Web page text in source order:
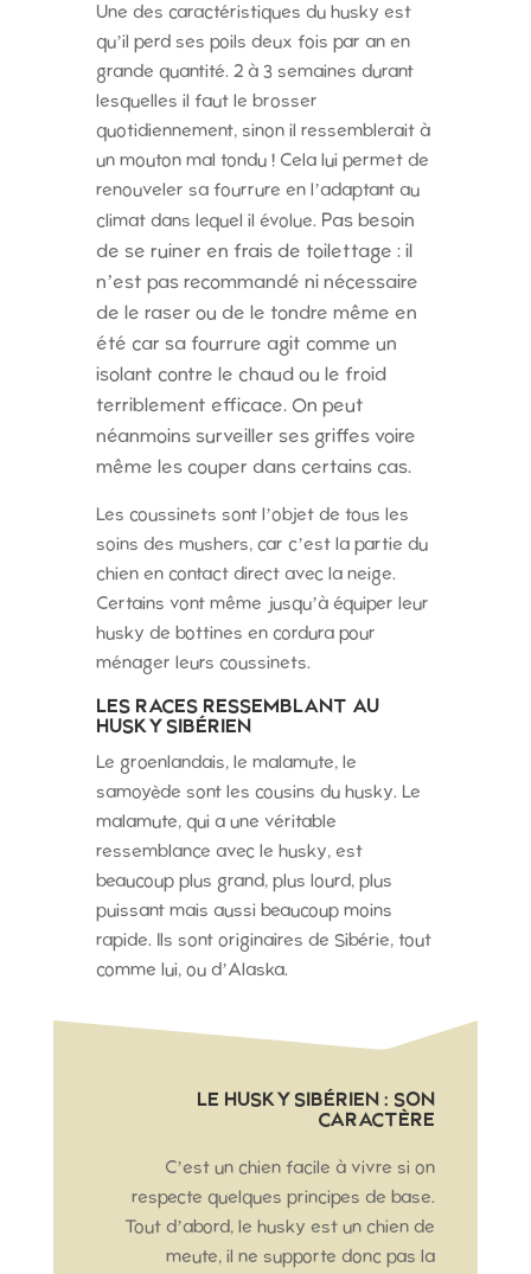
Une des caractéristiques du husky est
qu’il perd ses poils deux fois par an en
grande quantité. 2 à 3 semaines durant
lesquelles il faut le brosser
quotidiennement, sinon il ressemblerait à
un mouton mal tondu ! Cela lui permet de
renouveler sa fourrure en l’adaptant au
climat dans lequel il évolue. Pas besoin
de se ruiner en frais de toilettage : il
n’est pas recommandé ni nécessaire
de le raser ou de le tondre même en
été car sa fourrure agit comme un
isolant contre le chaud ou le froid
terriblement efficace. On peut
néanmoins surveiller ses griffes voire
même les couper dans certains cas.
Les coussinets sont l’objet de tous les
soins des mushers, car c’est la partie du
chien en contact direct avec la neige.
Certains vont même jusqu’à équiper leur
husky de bottines en cordura pour
ménager leurs coussinets.
LES RACES RESSEMBLANT AU
HUSKY SIBÉRIEN
Le groenlandais, le malamute, le
samoyède sont les cousins du husky. Le
malamute, qui a une véritable
ressemblance avec le husky, est
beaucoup plus grand, plus lourd, plus
puissant mais aussi beaucoup moins
rapide. Ils sont originaires de Sibérie, tout
comme lui, ou d’Alaska.
LE HUSKY SIBÉRIEN : SON
CARACTÈRE
C’est un chien facile à vivre si on
respecte quelques principes de base.
Tout d’abord, le husky est un chien de
meute, il ne supporte donc pas la